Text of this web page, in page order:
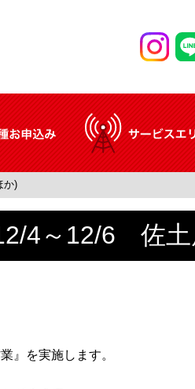
か)
4～12/6 佐土
』を実施します。